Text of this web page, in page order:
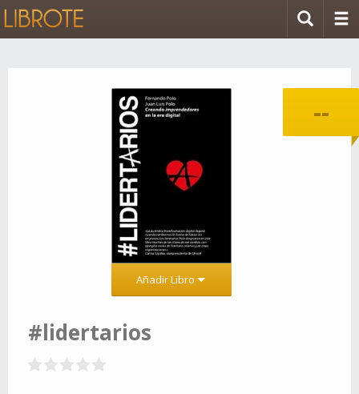
--
Añadir Libro
#lidertarios